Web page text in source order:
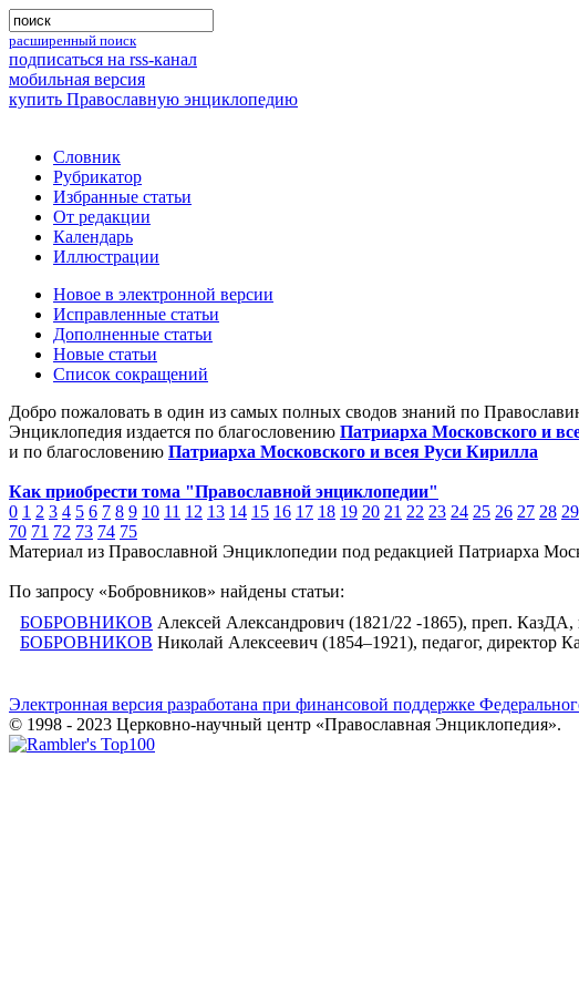
расширенный поиск
подписаться на rss-канал
мобильная версия
купить Православную энциклопедию
Словник
Рубрикатор
Избранные статьи
От редакции
Календарь
Иллюстрации
Новое в электронной версии
Исправленные статьи
Дополненные статьи
Новые статьи
Список сокращений
Добро пожаловать в один из самых полных сводов знаний по
Энциклопедия издается по благословению Патриарха Московского и
и по благословению Патриарха Московского и всея Руси Кирилла
Как приобрести тома "Православной энциклопедии"
0 1 2 3 4 5 6 7 8 9 10 11 12 13 14 15 16 17 18 19 20 21 22 23 24 25 26 27 28 29
70 71 72 73 74 75
Материал из Православной Энциклопедии под редакцией Патриарха
По запросу «Бобровников» найдены статьи:
БОБРОВНИКОВ Алексей Александрович (1821/22 -1865), преп.
БОБРОВНИКОВ Николай Алексеевич (1854–1921), педагог, директор
Электронная версия разработана при финансовой поддержке
© 1998 - 2023 Церковно-научный центр «Православная Энциклопедия».